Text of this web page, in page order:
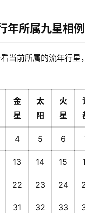
年所属九星相例
当前所属的流年行星
金
星
太
阳
火
星
4 5 6
13 14 15
22 23 24
31 32 33